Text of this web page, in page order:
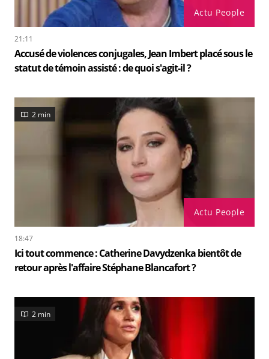
Actu People
21:11
Accusé de violences conjugales, Jean Imbert placé sous le
statut de témoin assisté : de quoi s'agit-il ?
Actu People
2 min
18:47
Ici tout commence : Catherine Davydzenka bientôt de
retour après l'affaire Stéphane Blancafort ?
2 min